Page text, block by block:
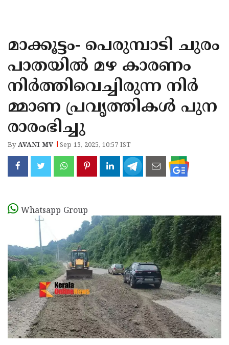
KANNUR
KASARAGOD
മാക്കൂട്ടം- പെരുമ്പാടി ചുരം
പാതയിൽ മഴ കാരണം
നിർത്തിവെച്ചിരുന്ന നിർ
മ്മാണ പ്രവൃത്തികൾ പുന
രാരംഭിച്ചു
ByAVANI MV Sep 13, 2025, 10:57 IST
Whatsapp Group